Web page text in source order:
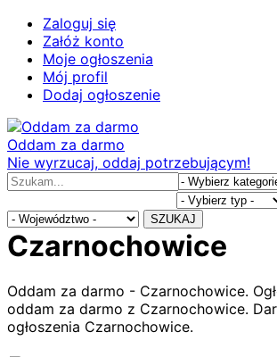
Zaloguj się
Załóż konto
Moje ogłoszenia
Mój profil
Dodaj ogłoszenie
Oddam za darmo
Nie wyrzucaj, oddaj potrzebującym!
SZUKAJ
Czarnochowice
Oddam za darmo - Czarnochowice.
oddam za darmo z Czarnochowice.
ogłoszenia Czarnochowice.